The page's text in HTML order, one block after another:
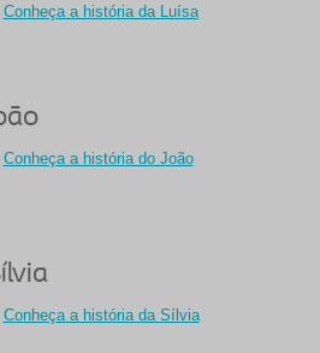
Conheça a história da Luísa
Conheça a história do João
Conheça a história da Sílvia